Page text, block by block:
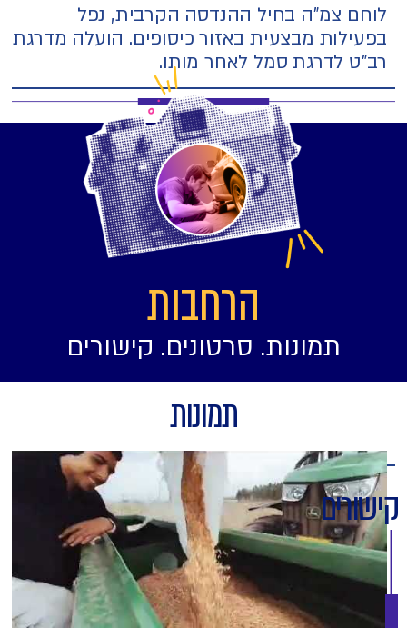
לוחם צמ"ה בחיל ההנדסה הקרבית, נפל
בפעילות מבצעית באזור כיסופים. הועלה מדרגת
רב"ט לדרגת סמל לאחר מותו.
הרחבות
תמונות. סרטונים. קישורים
תמונות
קישורים